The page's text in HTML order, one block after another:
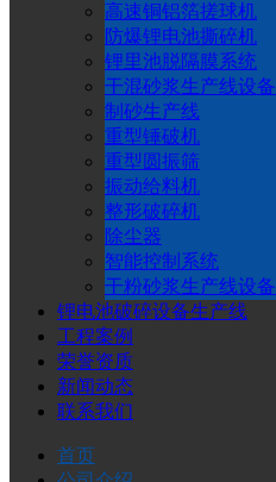
高速铜铝箔搓球机
防爆锂电池撕碎机
锂里池脱隔膜系统
干混砂浆生产线设备
制砂生产线
重型锤破机
重型圆振筛
振动给料机
整形破碎机
除尘器
智能控制系统
干粉砂浆生产线设备
锂电池破碎设备生产线
工程案例
荣誉资质
新闻动态
联系我们
首页